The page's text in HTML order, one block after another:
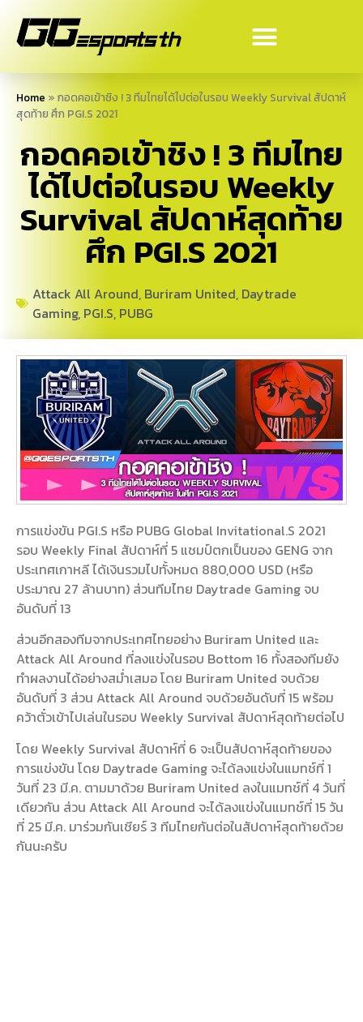
Home » กอดคอเข้าชิง ! 3 ทีมไทยได้ไปต่อในรอบ Weekly Survival สัปดาห์
สุดท้าย ศึก PGI.S 2021
กอดคอเข้าชิง ! 3 ทีมไทย
ได้ไปต่อในรอบ Weekly
Survival สัปดาห์สุดท้าย
ศึก PGI.S 2021
Attack All Around, Buriram United, Daytrade
Gaming, PGI.S, PUBG
การแข่งขัน PGI.S หรือ PUBG Global Invitational.S 2021
รอบ Weekly Final สัปดาห์ที่ 5 แชมป์ตกเป็นของ GENG จาก
ประเทศเกาหลี ได้เงินรวมไปทั้งหมด 880,000 USD (หรือ
ประมาณ 27 ล้านบาท) ส่วนทีมไทย Daytrade Gaming จบ
อันดับที่ 13
ส่วนอีกสองทีมจากประเทศไทยอย่าง Buriram United และ
Attack All Around ที่ลงแข่งในรอบ Bottom 16 ทั้งสองทีมยัง
ทำผลงานได้อย่างสม่ำเสมอ โดย Buriram United จบด้วย
อันดับที่ 3 ส่วน Attack All Around จบด้วยอันดับที่ 15 พร้อม
คว้าตั๋วเข้าไปเล่นในรอบ Weekly Survival สัปดาห์สุดท้ายต่อไป
โดย Weekly Survival สัปดาห์ที่ 6 จะเป็นสัปดาห์สุดท้ายของ
การแข่งขัน โดย Daytrade Gaming จะได้ลงแข่งในแมทช์ที่ 1
วันที่ 23 มี.ค. ตามมาด้วย Buriram United ลงในแมทช์ที่ 4 วันที่
เดียวกัน ส่วน Attack All Around จะได้ลงแข่งในแมทช์ที่ 15 วัน
ที่ 25 มี.ค. มาร่วมกันเชียร์ 3 ทีมไทยกันต่อในสัปดาห์สุดท้ายด้วย
กันนะครับ